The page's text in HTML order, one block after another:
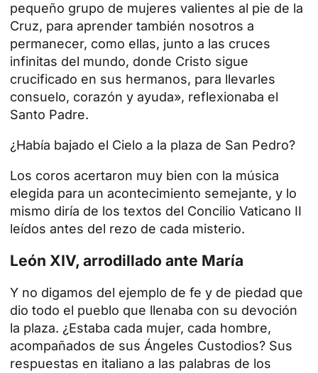
pequeño grupo de mujeres valientes al pie de la
Cruz, para aprender también nosotros a
permanecer, como ellas, junto a las cruces
infinitas del mundo, donde Cristo sigue
crucificado en sus hermanos, para llevarles
consuelo, corazón y ayuda», reflexionaba el
Santo Padre.
¿Había bajado el Cielo a la plaza de San Pedro?
Los coros acertaron muy bien con la música
elegida para un acontecimiento semejante, y lo
mismo diría de los textos del Concilio Vaticano II
leídos antes del rezo de cada misterio.
León XIV, arrodillado ante María
Y no digamos del ejemplo de fe y de piedad que
dio todo el pueblo que llenaba con su devoción
la plaza. ¿Estaba cada mujer, cada hombre,
acompañados de sus Ángeles Custodios? Sus
respuestas en italiano a las palabras de los